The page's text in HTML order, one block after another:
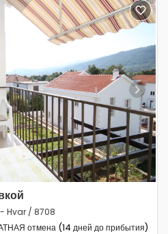
Next
Hvar / 8708
отмена (14 дней до прибытия)